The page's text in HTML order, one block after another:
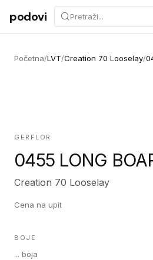
Preskoči na sadržaj
podovi
Početna/LVT/Creation 70 Looselay/
GERFLOR
0455 LONG
Creation 70 Looselay
Cena na upit
BOJE
... boja